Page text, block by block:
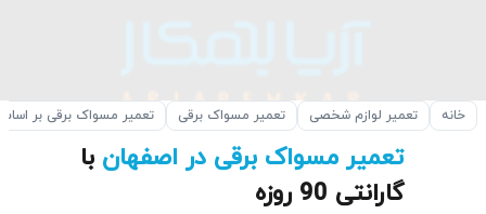
خانه تعمیر لوازم شخصی تعمیر مسواک برقی تعمیر مسواک برقی بر
تعمیر مسواک برقی در اصفهان با
گارانتی 90 روزه